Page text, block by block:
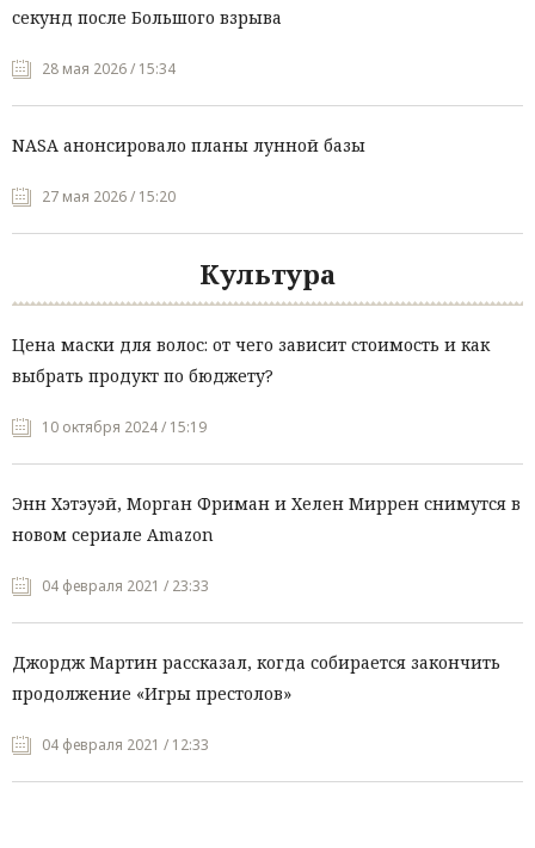
секунд после Большого взрыва
28 мая 2026 / 15:34
NASA анонсировало планы лунной базы
27 мая 2026 / 15:20
Культура
Цена маски для волос: от чего зависит стоимость и как
выбрать продукт по бюджету?
10 октября 2024 / 15:19
Энн Хэтэуэй, Морган Фриман и Хелен Миррен снимутся в
новом сериале Amazon
04 февраля 2021 / 23:33
Джордж Мартин рассказал, когда собирается закончить
продолжение «Игры престолов»
04 февраля 2021 / 12:33